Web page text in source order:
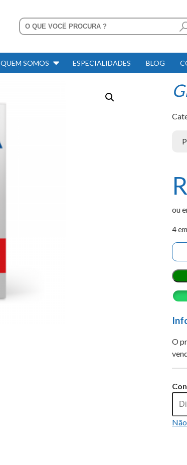
QUEM SOMOS ESPECIALIDADES BLOG
ou
4
O